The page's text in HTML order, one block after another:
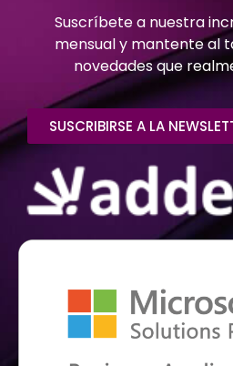
Suscríbete a nuestra
mensual y mantente al
novedades que
SUSCRIBIRSE A LA